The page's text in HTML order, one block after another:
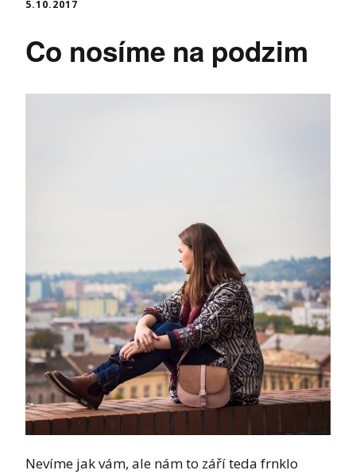
5.10.2017
Co nosíme na podzim
Nevíme jak vám, ale nám to září teda frnklo